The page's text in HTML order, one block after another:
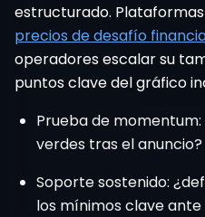
estructurado.
precios de desafío
operadores escalar su
puntos clave del gráfico
Prueba de
verdes tras el anuncio?
Soporte sostenido:
los mínimos clave